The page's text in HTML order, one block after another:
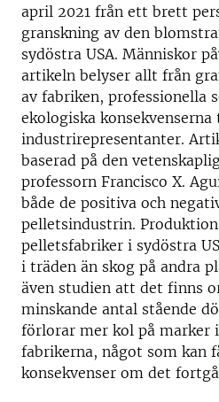
april 2021 från ett brett
granskning av den
sydöstra USA. Människor
artikeln belyser allt från
av fabriken, professionella
ekologiska
industrirepresentanter.
baserad på den
professorn Francisco X.
både de positiva och
pelletsindustrin.
pelletsfabriker i sydöstra
i träden än skog på andra
även studien att det finns
minskande antal stående
förlorar mer kol på marker
fabrikerna, något som kan
konsekvenser om det